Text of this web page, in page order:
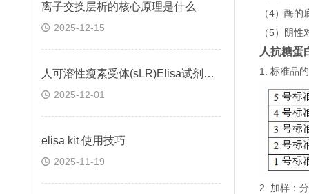
离子交换层析的核心原理是什么
2025-12-15
人可溶性瘦素受体(sLR)Elisa试剂盒可溶性受体的作用
2025-12-01
elisa kit 使用技巧
2025-11-19
（4）酶的
（5）阴
人抗糖蛋
1. 标准品
2. 加样：